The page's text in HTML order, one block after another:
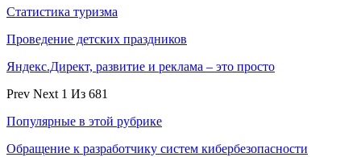
Статистика туризма
Проведение детских праздников
Яндекс.Директ, развитие и реклама – это просто
Prev Next 1 Из 681
Популярные в этой рубрике
Обращение к разработчику систем кибербезопасности